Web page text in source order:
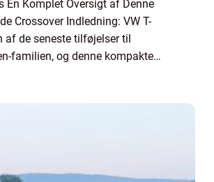
En Komplet Oversigt af Denne
Crossover Indledning: VW T-
af de seneste tilføjelser til
familien, og denne kompakte